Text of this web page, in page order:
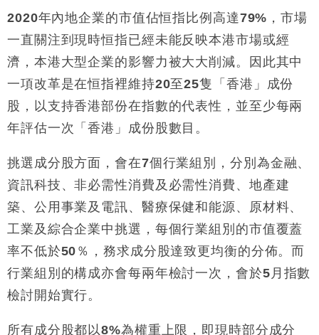
定高消費客群
2020年內地企業的市值佔恒指比例高達79% ，市場
一直關注到現時恒指已經未能反映本港市場或經
濟，本港大型企業的影響力被大大削減。因此其中
一項改革是在恒指裡維持20至25隻「香港」成份
股，以支持香港部份在指數的代表性，並至少每兩
年評估一次「香港」成份股數目。
挑選成分股方面，會在7個行業組別，分別為金融、
資訊科技、非必需性消費及必需性消費、地產建
築、公用事業及電訊、醫療保健和能源、原材料、
工業及綜合企業中挑選，每個行業組別的市值覆蓋
率不低於50 ％，務求成分股達致更均衡的分佈。而
行業組別的構成亦會每兩年檢討一次，會於5 月指數
檢討開始實行。
所有成分股都以8%為權重上限，即現時部分成分